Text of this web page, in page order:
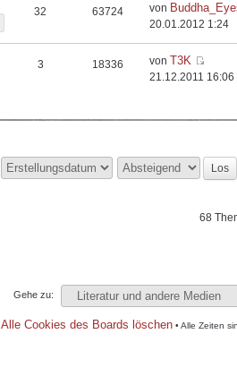
32 63724 von
20.01.2012 1:24
3 18336 von T3K
21.12.2011 16:06
68
Gehe zu:
Alle Cookies des Boards löschen • Alle Zeiten